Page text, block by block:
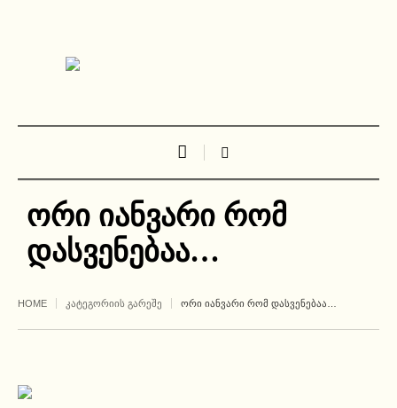
ორი იანვარი რომ
დასვენებაა…
HOME ᲙᲐᲢᲔᲒᲝᲠᲘᲘᲡ ᲒᲐᲠᲔᲨᲔ ᲝᲠᲘ ᲘᲐᲜᲕᲐᲠᲘ ᲠᲝᲛ ᲓᲐᲡᲕᲔᲜᲔᲑᲐᲐ…